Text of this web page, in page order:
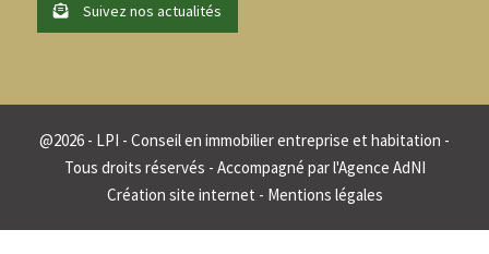
Suivez nos actualités
@2026 - LPI - Conseil en immobilier entreprise et habitation -
Tous droits réservés - Accompagné parl'Agence AdNI
Création site internet - Mentions légales